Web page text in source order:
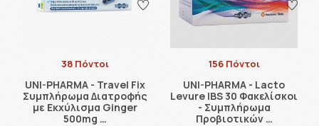
38 Πόντοι
UNI-PHARMA - Travel Fix
Συμπλήρωμα Διατροφής
με Εκχύλισμα Ginger
500mg …
156 Πόντοι
UNI-PHARMA - Lacto
Levure IBS 30 Φακελίσκοι
- Συμπλήρωμα
Προβιοτικών …